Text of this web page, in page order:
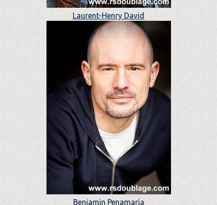
Laurent-Henry David
Benjamin Penamaria